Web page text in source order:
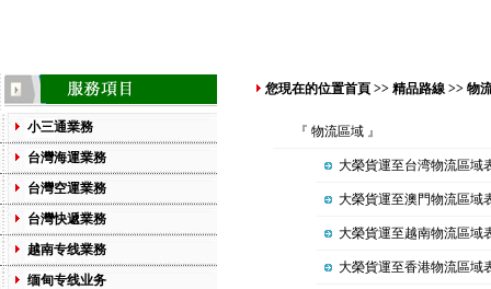
小三通業務
台灣海運業務
台灣空運業務
台灣快遞業務
越南专线業務
缅甸专线业务
您現在的位置首頁 >> 精品路線 >> 物
『 物流區域 』
大榮貨運至台湾物流區域
大榮貨運至澳門物流區域
大榮貨運至越南物流區域
大榮貨運至香港物流區域